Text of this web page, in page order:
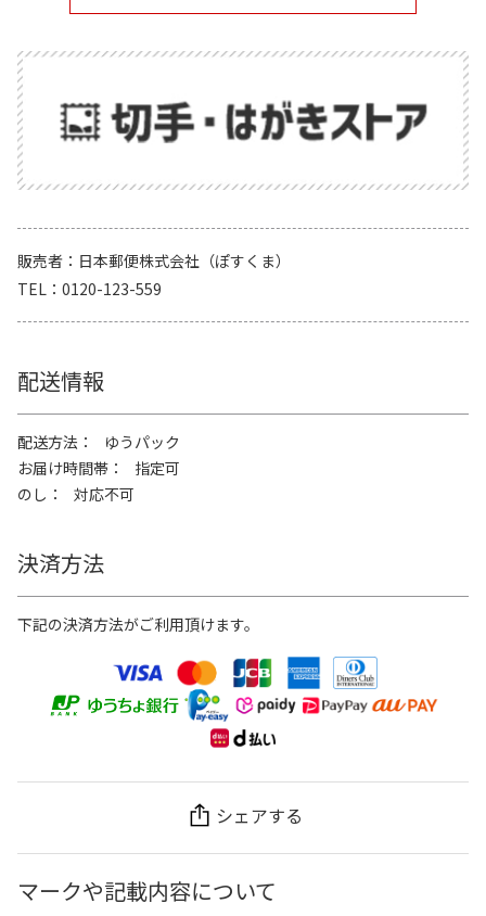
販売者
日本郵便株式会社（ぽすくま）
TEL
0120-123-559
配送情報
配送方法
ゆうパック
お届け時間帯
指定可
のし
対応不可
決済方法
下記の決済方法がご利用頂けます。
シェアする
マークや記載内容について